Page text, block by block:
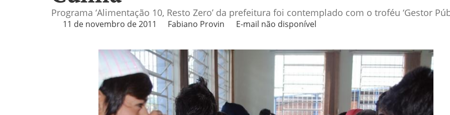
Programa ‘Alimentação 10, Resto Zero’ da prefeitura foi contemplado com o troféu ‘Gestor
11 de novembro de 2011 Fabiano Provin E-mail não disponível